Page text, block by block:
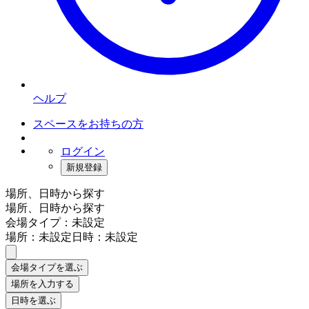
ヘルプ
スペースをお持ちの方
ログイン
新規登録
場所、日時から探す
場所、日時から探す
会場タイプ：未設定
場所：未設定日時：未設定
会場タイプを選ぶ
場所を入力する
日時を選ぶ